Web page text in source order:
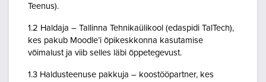
Teenus).
1.2 Haldaja – Tallinna Tehnikaülikool (edaspidi TalTech),
kes pakub Moodle’i õpikeskkonna kasutamise
võimalust ja viib selles läbi õppetegevust.
1.3 Haldusteenuse pakkuja – koostööpartner, kes